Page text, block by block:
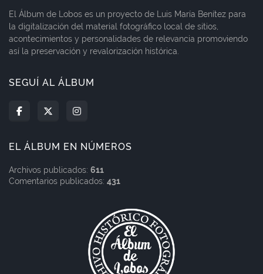
El Álbum de Lobos es un proyecto de Luis María Benítez para
la digitalización del material fotográfico local de sitios,
acontecimientos y personalidades de relevancia promoviendo
así la preservación y revalorización histórica.
SEGUÍ AL ÁLBUM
EL ÁLBUM EN NÚMEROS
Archivos publicados: 611
Comentarios publicados: 431